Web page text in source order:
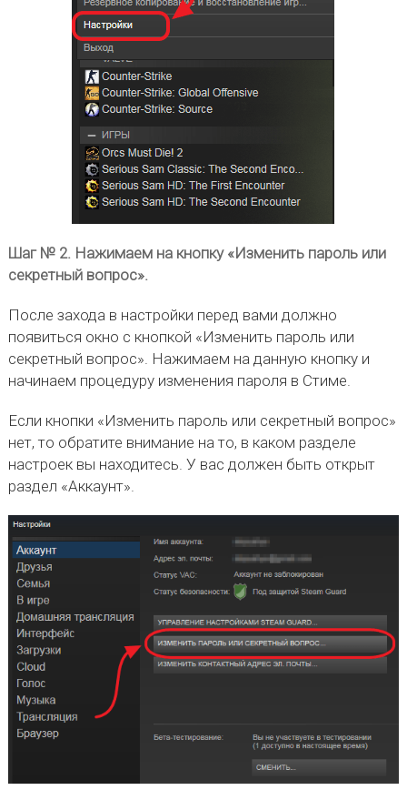
Шаг № 2. Нажимаем на кнопку «Изменить пароль или
секретный вопрос».
После захода в настройки перед вами должно
появиться окно с кнопкой «Изменить пароль или
секретный вопрос». Нажимаем на данную кнопку и
начинаем процедуру изменения пароля в Стиме.
Если кнопки «Изменить пароль или секретный вопрос»
нет, то обратите внимание на то, в каком разделе
настроек вы находитесь. У вас должен быть открыт
раздел «Аккаунт».